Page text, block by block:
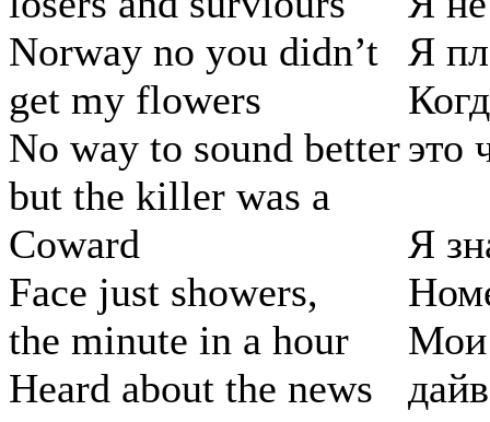
Norway no you didn’t
get my flowers
No way to sound better
but the killer was a
Coward
Face just showers,
the minute in a hour
Heard about the news
Я
это
Я
Мои